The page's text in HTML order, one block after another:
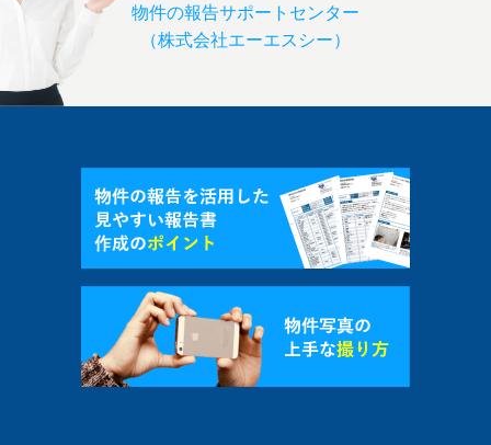
物件の報告サポートセンター
（株式会社エーエスシー）